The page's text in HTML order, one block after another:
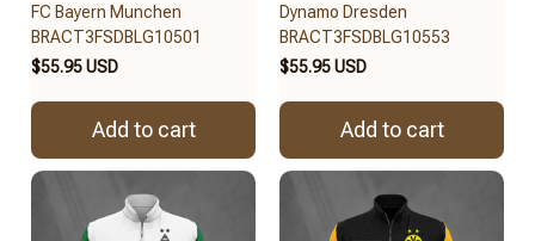
FC Bayern Munchen
BRACT3FSDBLG10501
$55.95 USD
Add to cart
Dynamo Dresden
BRACT3FSDBLG10553
$55.95 USD
Add to cart